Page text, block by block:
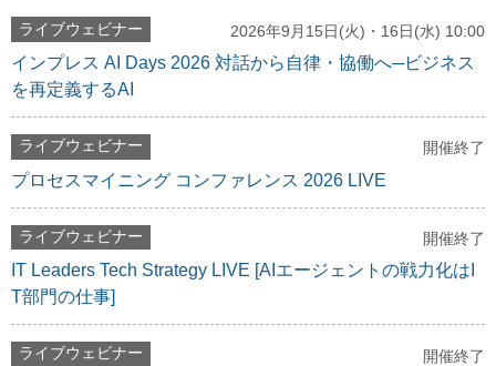
ライブウェビナー 2026年9月15日(火)・16日(水) 10:00
インプレス AI Days 2026 対話から自律・協働へ─ビジネス
を再定義するAI
ライブウェビナー 開催終了
プロセスマイニング コンファレンス 2026 LIVE
ライブウェビナー 開催終了
IT Leaders Tech Strategy LIVE [AIエージェントの戦力化はI
T部門の仕事]
ライブウェビナー 開催終了